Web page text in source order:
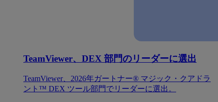
TeamViewer、DEX 部門のリーダーに選出
TeamViewer、2026年ガートナー® マジック・クアドラ
ント™ DEX ツール部門でリーダーに選出。